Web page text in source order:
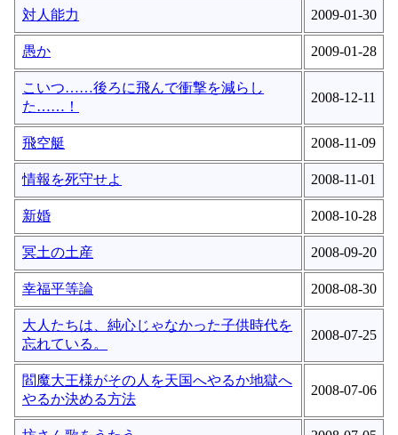
対人能力 2009-01-30
愚か 2009-01-28
こいつ……後ろに飛んで衝撃を減らし
た……！
2008-12-11
飛空艇 2008-11-09
情報を死守せよ 2008-11-01
新婚 2008-10-28
冥土の土産 2008-09-20
幸福平等論 2008-08-30
大人たちは、純心じゃなかった子供時代を
忘れている。
2008-07-25
閻魔大王様がその人を天国へやるか地獄へ
やるか決める方法
2008-07-06